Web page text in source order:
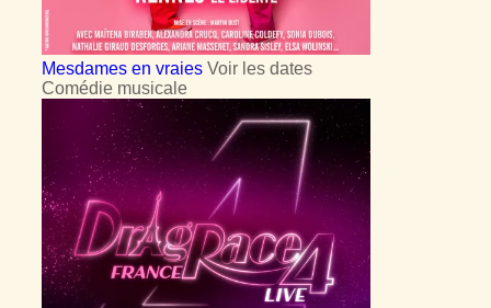
Mesdames en vraies Voir les dates
Comédie musicale